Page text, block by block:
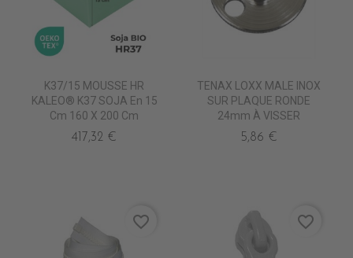
K37/15 MOUSSE HR
KALEO® K37 SOJA En 15
Cm 160 X 200 Cm
417,32 €
TENAX LOXX MALE INOX
SUR PLAQUE RONDE
24mm À VISSER
5,86 €
favorite_border favorite_border